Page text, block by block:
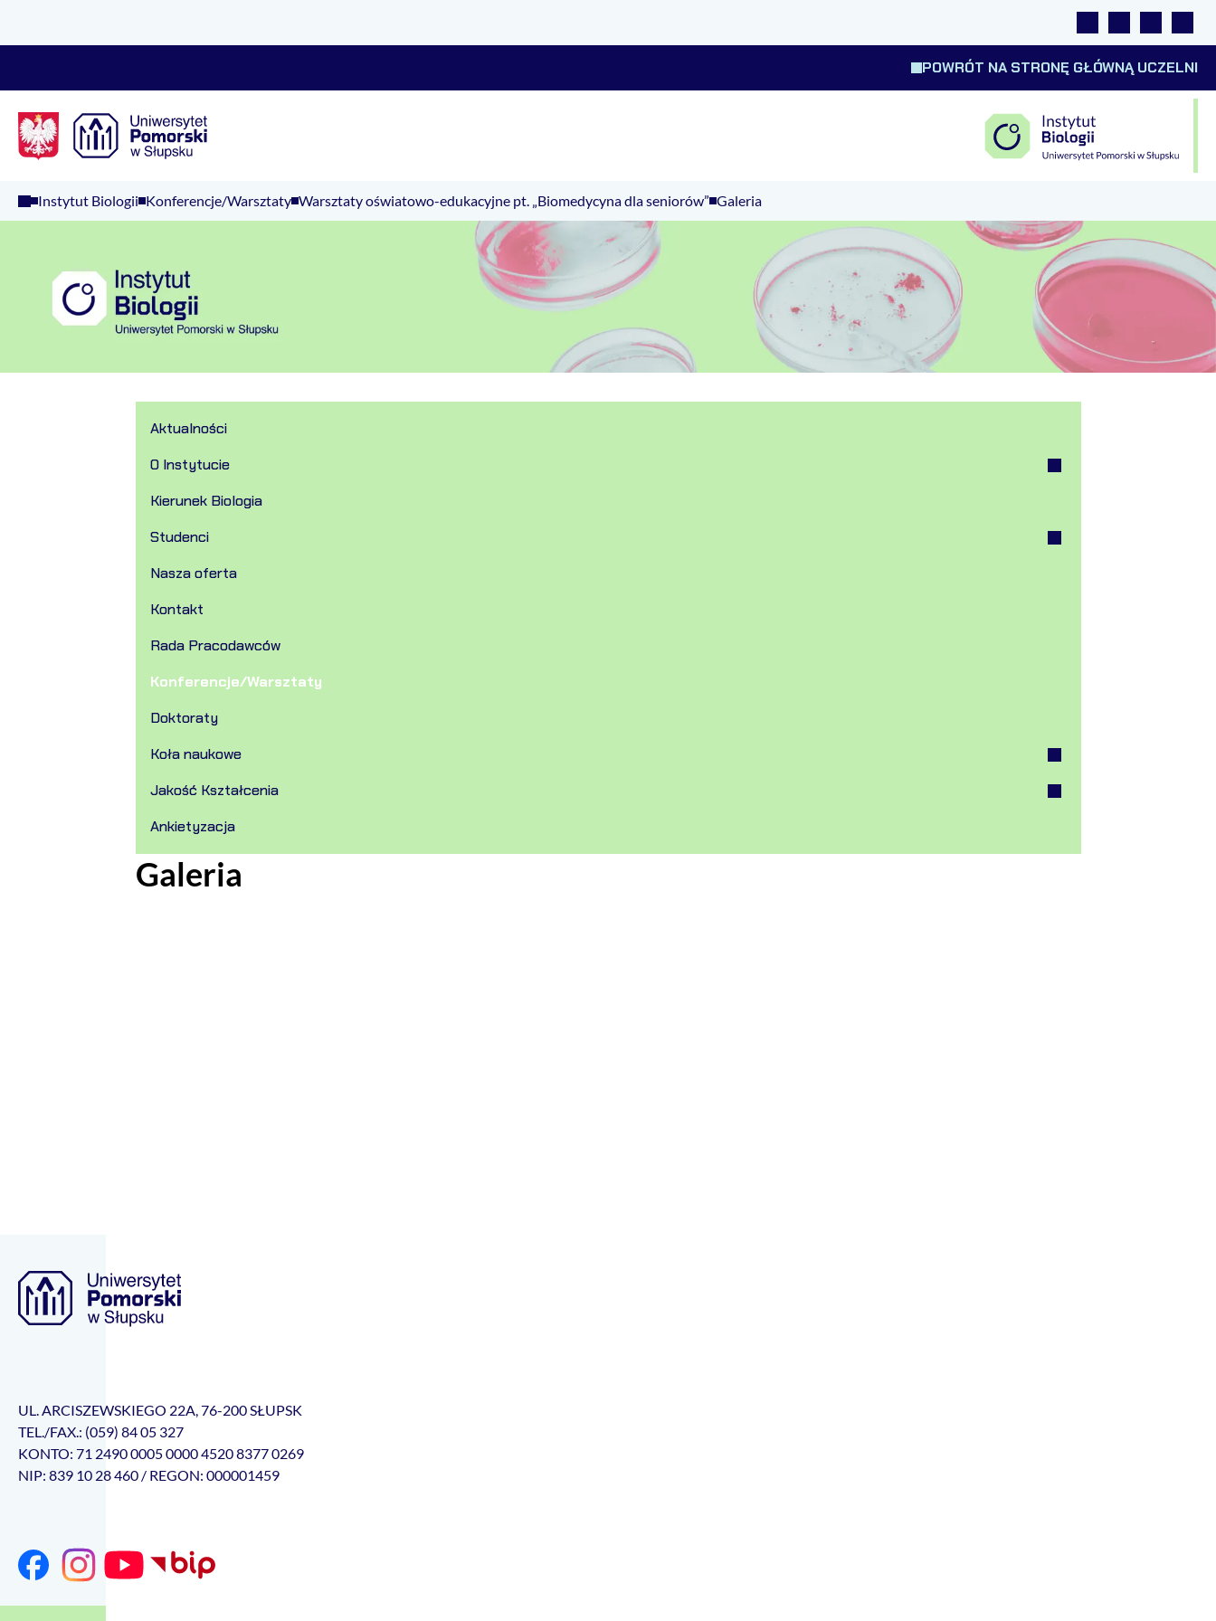
Linki Wyszukiwarka
Tłumacz
POWRÓT NA STRONĘ GŁÓWNĄ UCZELNI
Instytut Biologii Konferencje/Warsztaty Warsztaty oświatowo-edukacyjne pt. „Biomedycyna dla seniorów” Galeria
Aktualności
O Instytucie
Kierunek Biologia
Studenci
Nasza oferta
Kontakt
Rada Pracodawców
Konferencje/Warsztaty
Doktoraty
Koła naukowe
Jakość Kształcenia
Ankietyzacja
Galeria
UL. ARCISZEWSKIEGO 22A, 76-200 SŁUPSK
TEL./FAX.: (059) 84 05 327
KONTO: 71 2490 0005 0000 4520 8377 0269
NIP: 839 10 28 460 / REGON: 000001459